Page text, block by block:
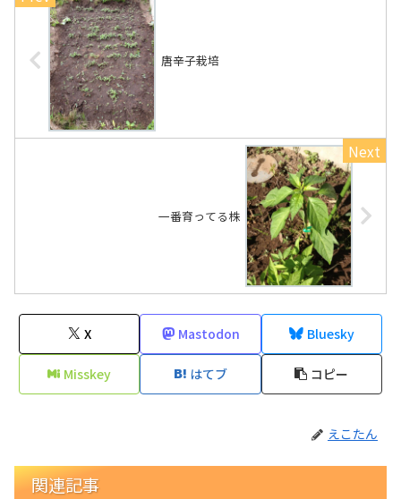
唐辛子栽培
一番育ってる株
X Mastodon Bluesky
Misskey はてブ コピー
えこたん
関連記事